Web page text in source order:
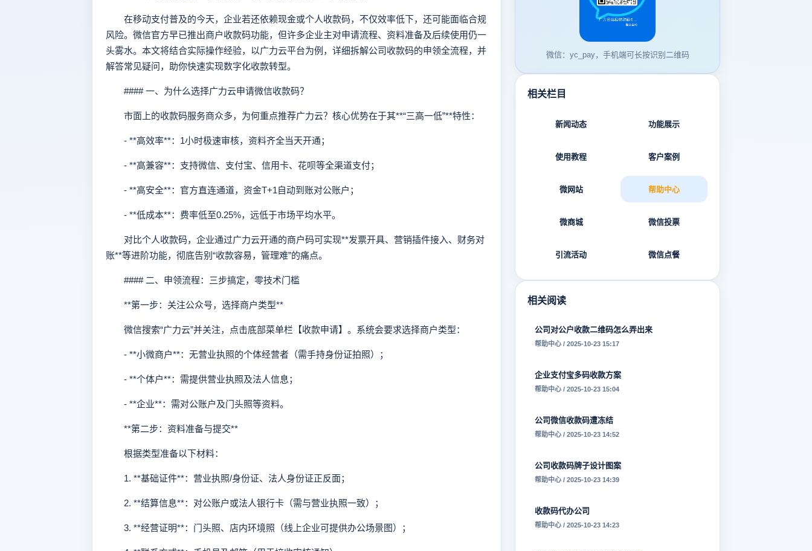
在移动支付普及的今天，企业若还依赖现金或个人收款码，不仅效率低下，还可能面临合规
风险。微信官方早已推出商户收款码功能，但许多企业主对申请流程、资料准备及后续使用仍一
头雾水。本文将结合实际操作经验，以广力云平台为例，详细拆解公司收款码的申领全流程，并
解答常见疑问，助你快速实现数字化收款转型。
#### 一、为什么选择广力云申请微信收款码？
市面上的收款码服务商众多，为何重点推荐广力云？核心优势在于其**“三高一低”**特性：
- **高效率**：1小时极速审核，资料齐全当天开通；
- **高兼容**：支持微信、支付宝、信用卡、花呗等全渠道支付；
- **高安全**：官方直连通道，资金T+1自动到账对公账户；
- **低成本**：费率低至0.25%，远低于市场平均水平。
对比个人收款码，企业通过广力云开通的商户码可实现**发票开具、营销插件接入、财务对
账**等进阶功能，彻底告别“收款容易，管理难”的痛点。
#### 二、申领流程：三步搞定，零技术门槛
**第一步：关注公众号，选择商户类型**
微信搜索“广力云”并关注，点击底部菜单栏【收款申请】。系统会要求选择商户类型：
- **小微商户**：无营业执照的个体经营者（需手持身份证拍照）；
- **个体户**：需提供营业执照及法人信息；
- **企业**：需对公账户及门头照等资料。
**第二步：资料准备与提交**
根据类型准备以下材料：
1. **基础证件**：营业执照/身份证、法人身份证正反面；
2. **结算信息**：对公账户或法人银行卡（需与营业执照一致）；
3. **经营证明**：门头照、店内环境照（线上企业可提供办公场景图）；
微信：yc_pay，手机端可长按识别二维码
相关栏目
新闻动态 功能展示
使用教程 客户案例
微网站 帮助中心
微商城 微信投票
引流活动 微信点餐
相关阅读
公司对公户收款二维码怎么弄出来
帮助中心 / 2025-10-23 15:17
企业支付宝多码收款方案
帮助中心 / 2025-10-23 15:04
公司微信收款码遭冻结
帮助中心 / 2025-10-23 14:52
公司收款码牌子设计图案
帮助中心 / 2025-10-23 14:39
收款码代办公司
帮助中心 / 2025-10-23 14:23